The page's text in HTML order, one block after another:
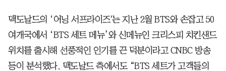
맥도날드의 ‘어닝 서프라이즈'는 지난 2월 BTS와 손잡고 50
여개국에서 ‘BTS 세트 메뉴’와 신메뉴인 크리스피 치킨샌드
위치를 출시해 선풍적인 인기를 끈 덕분이라고 CNBC 방송
등이 분석했다. 맥도날드 측에서도 “BTS 세트가 고객들의